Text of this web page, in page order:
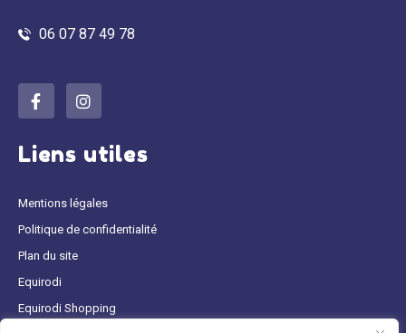
06 07 87 49 78
Liens utiles
Mentions légales
Politique de confidentialité
Plan du site
Equirodi
Equirodi Shopping